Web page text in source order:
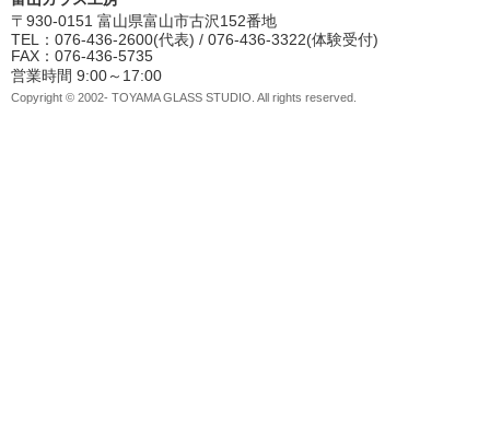
〒930-0151 富山県富山市古沢152番地
TEL：076-436-2600(代表) / 076-436-3322(体験受付)
FAX：076-436-5735
営業時間 9:00～17:00
Copyright © 2002- TOYAMA GLASS STUDIO. All rights reserved.